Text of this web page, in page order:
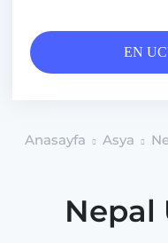
EN
Anasayfa Asya
Nepal